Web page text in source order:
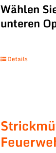
Wählen
unteren
Details